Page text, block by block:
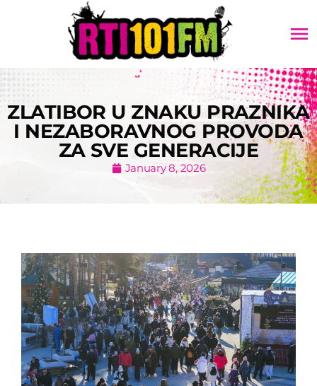
menu
ZLATIBOR U ZNAKU PRAZNIKA
I NEZABORAVNOG PROVODA
ZA SVE GENERACIJE
January 8, 2026